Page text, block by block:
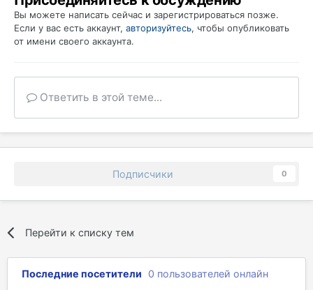
Вы можете написать сейчас и зарегистрироваться позже.
Если у вас есть аккаунт, авторизуйтесь, чтобы опубликовать
от имени своего аккаунта.
Ответить в этой теме...
Подписчики 0
Перейти к списку тем
Последние посетители 0 пользователей онлайн